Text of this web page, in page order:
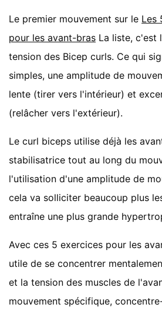
Le premier mouvement sur le Les
pour les avant-bras La liste, c'est
tension des Bicep curls. Ce qui
simples, une amplitude de
lente (tirer vers l'intérieur) et
(relâcher vers l'extérieur).
Le curl biceps utilise déjà les
stabilisatrice tout au long du
l'utilisation d'une amplitude de
cela va solliciter beaucoup plus
entraîne une plus grande
Avec ces 5 exercices pour les
utile de se concentrer
et la tension des muscles de
mouvement spécifique,